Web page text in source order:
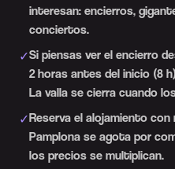
interesan: encierros,
conciertos.
✓Si piensas ver el encierro
2 horas antes del inicio (8
La valla se cierra cuando
✓Reserva el alojamiento
Pamplona se agota por
los precios se multiplican.